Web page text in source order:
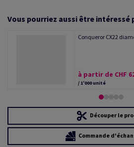
Vous pourriez aussi être intéressé
Conqueror CX22
à partir de CHF
/ 1'000 unité
Découper le
Commande